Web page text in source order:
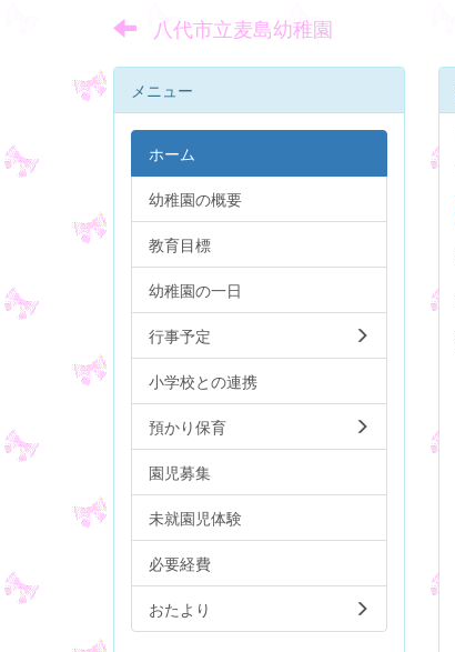
八代市立麦島幼稚園
メニュー
ホーム
幼稚園の概要
教育目標
幼稚園の一日
行事予定
小学校との連携
預かり保育
園児募集
未就園児体験
必要経費
おたより